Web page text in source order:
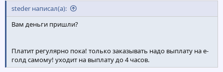
steder написал(а):
Вам деньги пришли?
Платит регулярно пока! только заказывать надо выплату на е-
голд самому! уходит на выплату до 4 часов.